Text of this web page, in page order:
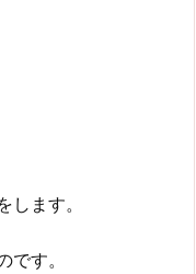
ます。
す。